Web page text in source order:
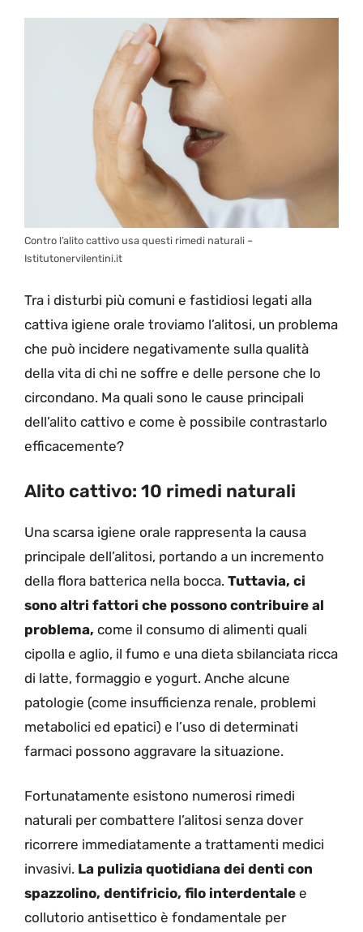
Contro l’alito cattivo usa questi rimedi naturali –
Istitutonervilentini.it
Tra i disturbi più comuni e fastidiosi legati alla
cattiva igiene orale troviamo l’alitosi, un problema
che può incidere negativamente sulla qualità
della vita di chi ne soffre e delle persone che lo
circondano. Ma quali sono le cause principali
dell’alito cattivo e come è possibile contrastarlo
efficacemente?
Alito cattivo: 10 rimedi naturali
Una scarsa igiene orale rappresenta la causa
principale dell’alitosi, portando a un incremento
della flora batterica nella bocca. Tuttavia, ci
sono altri fattori che possono contribuire al
problema, come il consumo di alimenti quali
cipolla e aglio, il fumo e una dieta sbilanciata ricca
di latte, formaggio e yogurt. Anche alcune
patologie (come insufficienza renale, problemi
metabolici ed epatici) e l’uso di determinati
farmaci possono aggravare la situazione.
Fortunatamente esistono numerosi rimedi
naturali per combattere l’alitosi senza dover
ricorrere immediatamente a trattamenti medici
invasivi. La pulizia quotidiana dei denti con
spazzolino, dentifricio, filo interdentale e
collutorio antisettico è fondamentale per